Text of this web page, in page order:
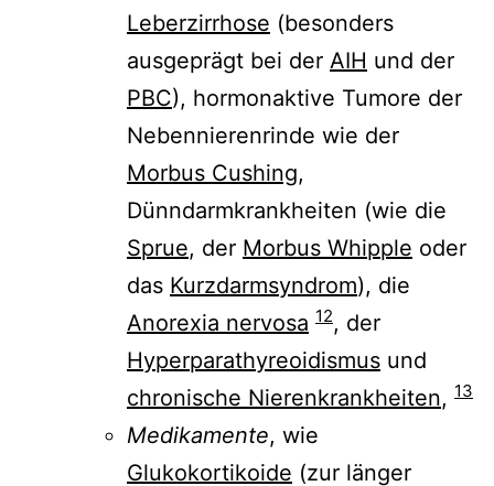
Leberzirrhose (besonders
ausgeprägt bei der AIH und der
PBC), hormonaktive Tumore der
Nebennierenrinde wie der
Morbus Cushing,
Dünndarmkrankheiten (wie die
Sprue, der Morbus Whipple oder
das Kurzdarmsyndrom), die
Anorexia nervosa 12, der
Hyperparathyreoidismus und
chronische Nierenkrankheiten, 13
Medikamente, wie
Glukokortikoide (zur länger